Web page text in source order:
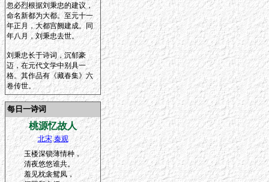
忽必烈根据刘秉忠的建议，
命名新都为大都。至元十一
年正月，大都宫阙建成。同
年八月，刘秉忠去世。
刘秉忠长于诗词，沉郁豪
迈，在元代文学中别具一
格。其作品有《藏春集》六
卷传世。
每日一诗词
桃源忆故人
北宋.秦观
玉楼深锁薄情种，
清夜悠悠谁共。
羞见枕衾鸳凤，